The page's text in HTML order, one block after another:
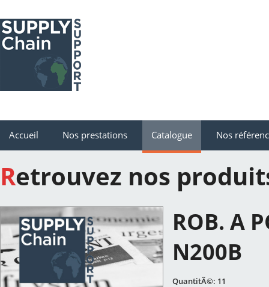
Accueil Nos prestations Catalogue Nos
Retrouvez nos
ROB. A
N200B
QuantitÃ©: 11